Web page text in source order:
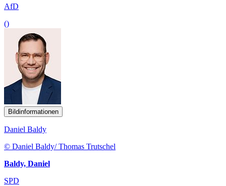
AfD
()
Bildinformationen
Daniel Baldy
© Daniel Baldy/ Thomas Trutschel
Baldy, Daniel
SPD